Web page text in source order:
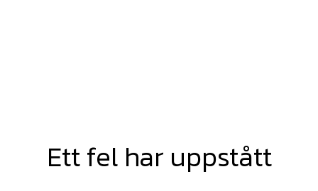
Ett fel har uppstått